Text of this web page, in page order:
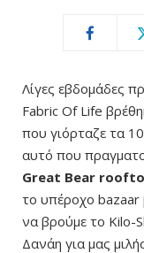
Λίγες εβδομάδες
Fabric Of Life
που γιόρταζε τα
αυτό που
Great Bear
το υπέροχο bazaar
να βρούμε το Kilo-
Δανάη για μας